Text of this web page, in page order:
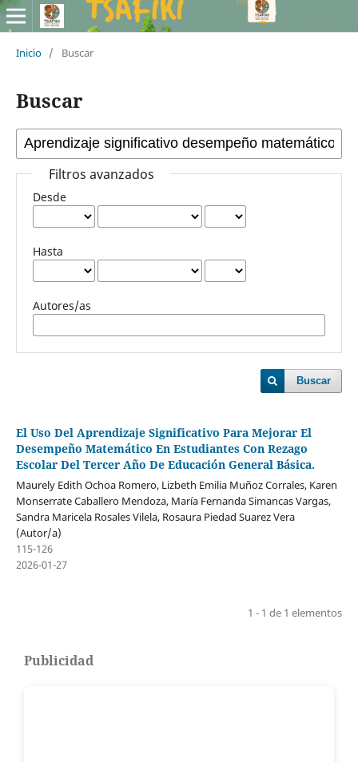
Inicio / Buscar
Buscar
Filtros avanzados
Desde
Hasta
Autores/as
Buscar
El Uso Del Aprendizaje Significativo Para Mejorar El
Desempeño Matemático En Estudiantes Con Rezago
Escolar Del Tercer Año De Educación General Básica.
Maurely Edith Ochoa Romero, Lizbeth Emilia Muñoz Corrales, Karen
Monserrate Caballero Mendoza, María Fernanda Simancas Vargas,
Sandra Maricela Rosales Vilela, Rosaura Piedad Suarez Vera
(Autor/a)
115-126
2026-01-27
1 - 1 de 1 elementos
Publicidad